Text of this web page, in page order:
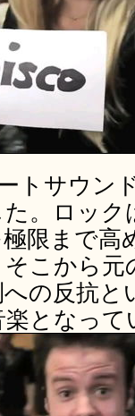
トサウン
。ロック
限まで高
こから
への反抗
となって